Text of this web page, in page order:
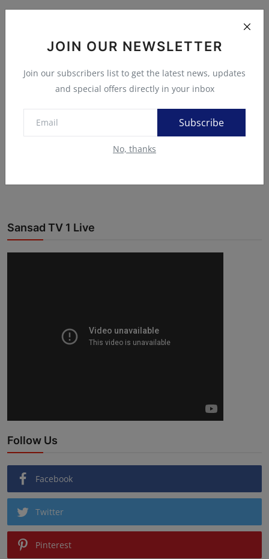
JOIN OUR NEWSLETTER
Join our subscribers list to get the latest news, updates
and special offers directly in your inbox
Subscribe
No, thanks
Sansad TV 1 Live
Follow Us
Facebook
Twitter
Pinterest